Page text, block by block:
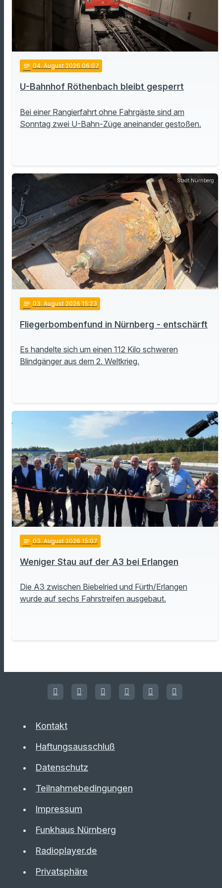
notes 04. August 2026 06:07
U-Bahnhof Röthenbach bleibt gesperrt
Bei einer Rangierfahrt ohne Fahrgäste sind am
Sonntag zwei U-Bahn-Züge aneinander gestoßen.
Stadt Nürnberg
notes 03. August 2026 15:23
Fliegerbombenfund in Nürnberg - entschärft
Es handelte sich um einen 112 Kilo schweren
Blindgänger aus dem 2. Weltkrieg.
notes 03. August 2026 15:07
Weniger Stau auf der A3 bei Erlangen
Die A3 zwischen Biebelried und Fürth/Erlangen
wurde auf sechs Fahrstreifen ausgebaut.
Kontakt
Haftungsausschluß
Datenschutz
Teilnahmebedingungen
Impressum
Funkhaus Nürnberg
Radioplayer.de
Privatsphäre